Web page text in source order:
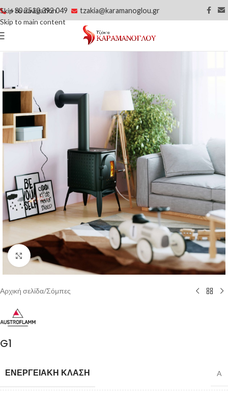
Skip to navigation
Skip to main content
+30 2510 392 049 tzakia@karamanoglou.gr
Click to enlarge
Αρχική σελίδα/Σόμπες
G1
ΕΝΕΡΓΕΙΑΚΉ ΚΛΆΣΗ A